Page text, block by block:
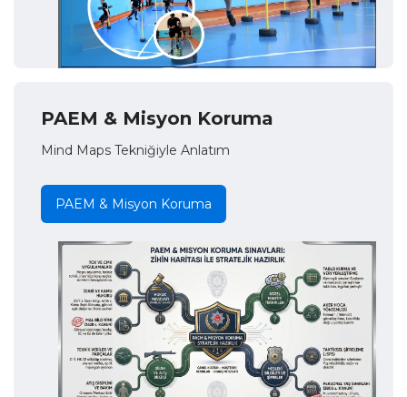
PAEM & Misyon Koruma
Mind Maps Tekniğiyle Anlatım
PAEM & Misyon Koruma